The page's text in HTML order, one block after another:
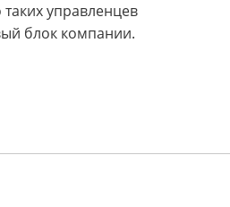
управленцев
блок компании.